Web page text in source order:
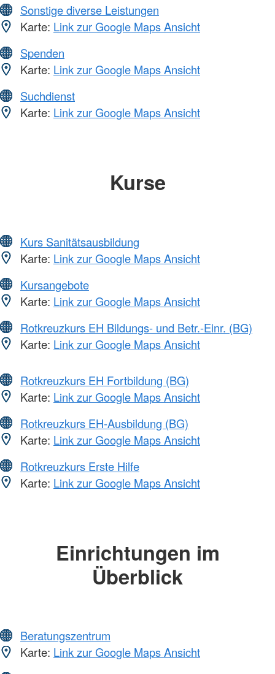
Sonstige diverse Leistungen
Karte: Link zur Google Maps Ansicht
Spenden
Karte: Link zur Google Maps Ansicht
Suchdienst
Karte: Link zur Google Maps Ansicht
Kurse
Kurs Sanitätsausbildung
Karte: Link zur Google Maps Ansicht
Kursangebote
Karte: Link zur Google Maps Ansicht
Rotkreuzkurs EH Bildungs- und Betr.-Einr. (BG)
Karte: Link zur Google Maps Ansicht
Rotkreuzkurs EH Fortbildung (BG)
Karte: Link zur Google Maps Ansicht
Rotkreuzkurs EH-Ausbildung (BG)
Karte: Link zur Google Maps Ansicht
Rotkreuzkurs Erste Hilfe
Karte: Link zur Google Maps Ansicht
Einrichtungen im
Überblick
Beratungszentrum
Karte: Link zur Google Maps Ansicht